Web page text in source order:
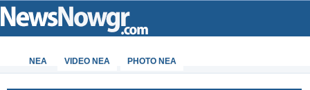
ΝΕΑ VIDEO NEA PHOTO NEA